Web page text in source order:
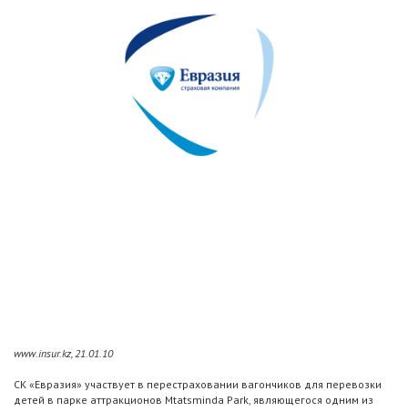
www.insur.kz, 21.01.10
СК «Евразия» участвует в перестраховании вагончиков для перевозки
детей в парке аттракционов Mtatsminda Park, являющегося одним из